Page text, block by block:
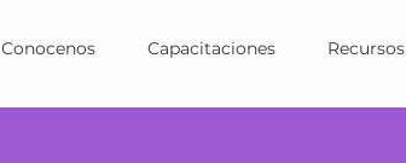
Conocenos Capacitaciones Recursos